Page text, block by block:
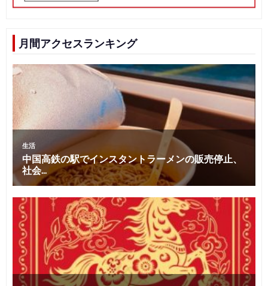
月間アクセスランキング